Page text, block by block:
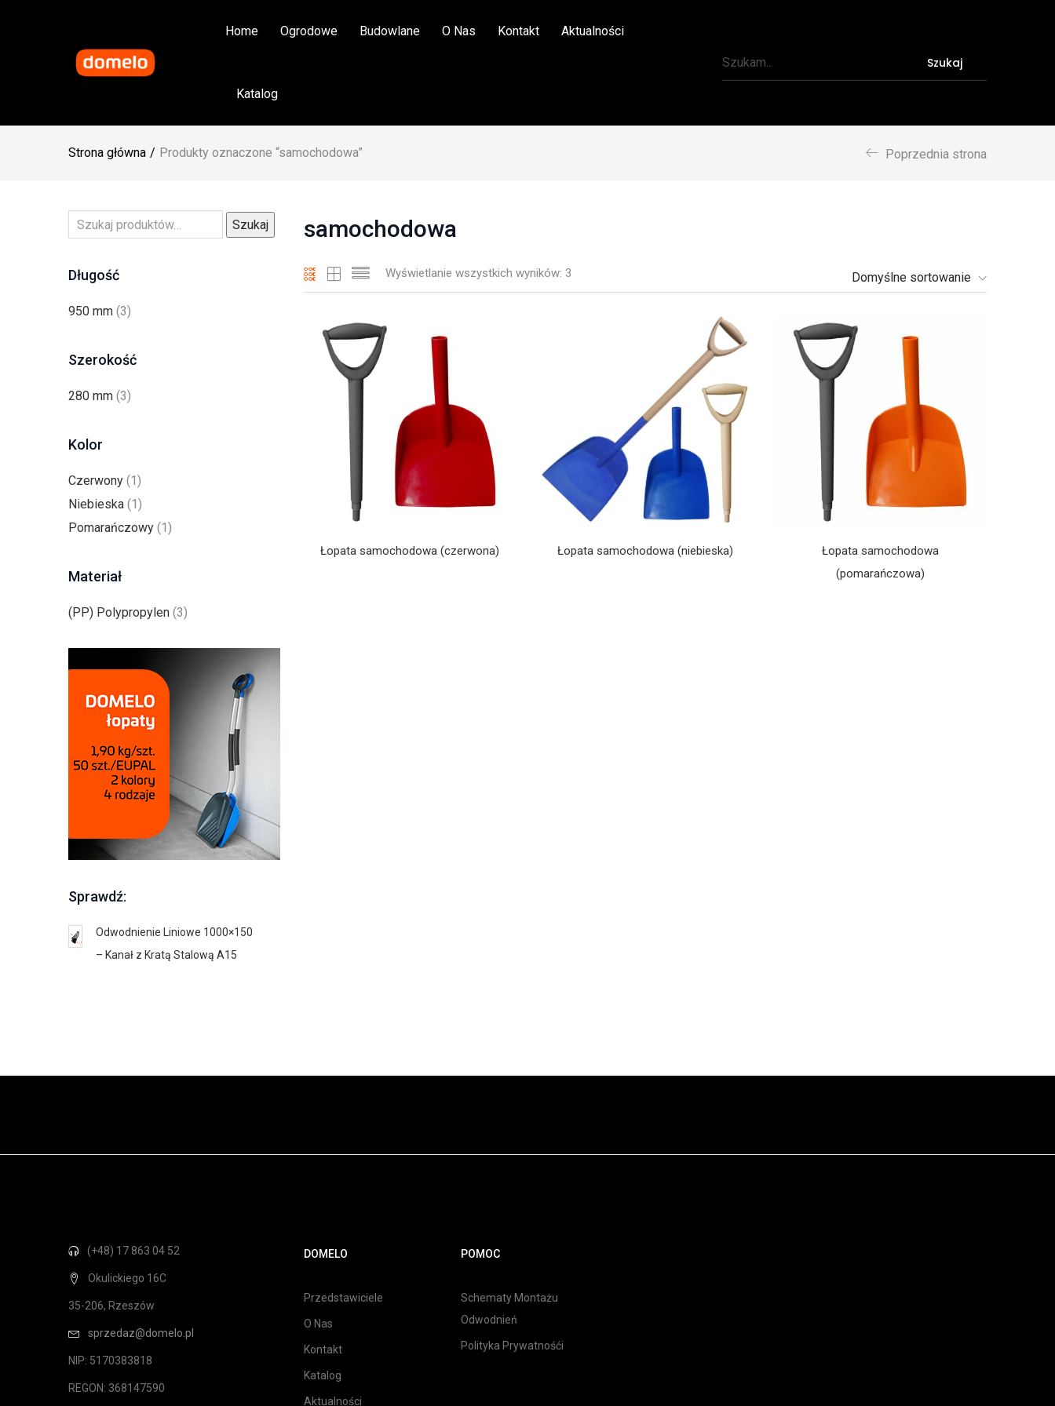
Home Ogrodowe Budowlane O Nas Kontakt Aktualności
Katalog
Szukaj
Strona główna Produkty oznaczone “samochodowa” Poprzednia strona
samochodowa
Wyświetlanie wszystkich wyników: 3 Domyślne sortowanie
Łopata samochodowa (czerwona) Łopata samochodowa (niebieska)
Łopata samochodowa
(pomarańczowa)
Szukaj
Długość
950 mm (3)
Szerokość
280 mm (3)
Kolor
Czerwony (1)
Niebieska (1)
Pomarańczowy (1)
Materiał
(PP) Polypropylen (3)
Sprawdź:
Odwodnienie Liniowe 1000×150
– Kanał z Kratą Stalową A15
(+48) 17 863 04 52
Okulickiego 16C
35-206, Rzeszów
sprzedaz@domelo.pl
NIP: 5170383818
REGON: 368147590
DOMELO
Przedstawiciele
O Nas
Kontakt
Katalog
Aktualności
POMOC
Schematy Montażu
Odwodnień
Polityka Prywatnośći